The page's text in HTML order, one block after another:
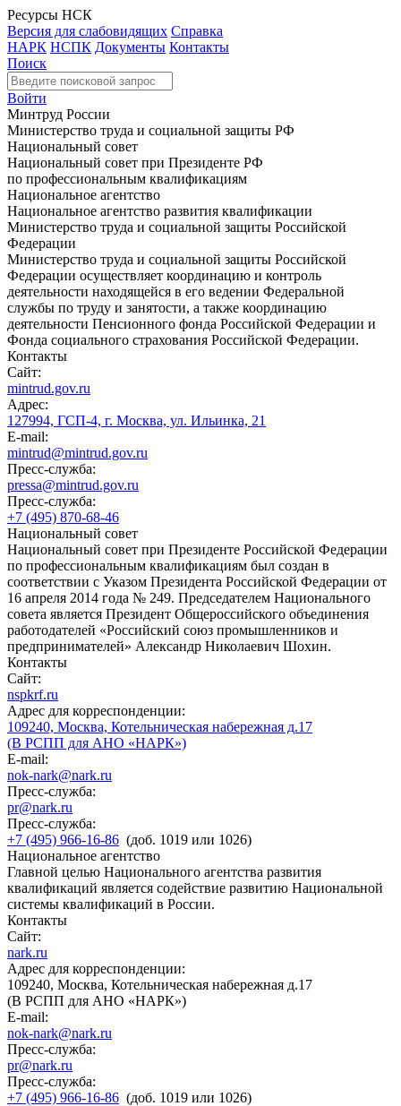
Ресурсы НСК
Версия для слабовидящих Справка
НАРК НСПК Документы Контакты
Поиск
Войти
Минтруд России
Министерство труда и социальной защиты РФ
Национальный совет
Национальный совет при Президенте РФ
по профессиональным квалификациям
Национальное агентство
Национальное агентство развития квалификации
Министерство труда и социальной защиты Российской
Федерации
Министерство труда и социальной защиты Российской
Федерации осуществляет координацию и контроль
деятельности находящейся в его ведении Федеральной
службы по труду и занятости, а также координацию
деятельности Пенсионного фонда Российской Федерации и
Фонда социального страхования Российской Федерации.
Контакты
Сайт:
mintrud.gov.ru
Адрес:
127994, ГСП-4, г. Москва, ул. Ильинка, 21
E-mail:
mintrud@mintrud.gov.ru
Пресс-служба:
pressa@mintrud.gov.ru
Пресс-служба:
+7 (495) 870-68-46
Национальный совет
Национальный совет при Президенте Российской Федерации
по профессиональным квалификациям был создан в
соответствии с Указом Президента Российской Федерации от
16 апреля 2014 года № 249. Председателем Национального
совета является Президент Общероссийского объединения
работодателей «Российский союз промышленников и
предпринимателей» Александр Николаевич Шохин.
Контакты
Сайт:
nspkrf.ru
Адрес для корреспонденции:
109240, Москва, Котельническая набережная д.17
(В РСПП для АНО «НАРК»)
E-mail:
nok-nark@nark.ru
Пресс-служба:
pr@nark.ru
Пресс-служба:
+7 (495) 966-16-86 (доб. 1019 или 1026)
Национальное агентство
Главной целью Национального агентства развития
квалификаций является содействие развитию Национальной
системы квалификаций в России.
Контакты
Сайт:
nark.ru
Адрес для корреспонденции:
109240, Москва, Котельническая набережная д.17
(В РСПП для АНО «НАРК»)
E-mail:
nok-nark@nark.ru
Пресс-служба:
pr@nark.ru
Пресс-служба:
+7 (495) 966-16-86 (доб. 1019 или 1026)